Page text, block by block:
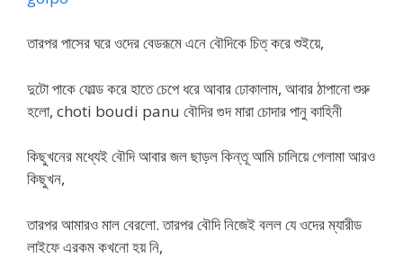
তারপর পাসের ঘরে ওদের বেডরূমে এনে বৌদিকে চিত্ করে শুইয়ে,
দুটো পাকে ফোল্ড করে হাতে চেপে ধরে আবার ঢোকালাম, আবার ঠাপানো শুরু
হলো, choti boudi panu বৌদির গুদ মারা চোদার পানু কাহিনী
কিছুখনের মধ্যেই বৌদি আবার জল ছাড়ল কিন্তূ আমি চালিয়ে গেলামা আরও
কিছুখন,
তারপর আমারও মাল বেরলো. তারপর বৌদি নিজেই বলল যে ওদের ম্যারীড
লাইফে এরকম কখনো হয় নি,